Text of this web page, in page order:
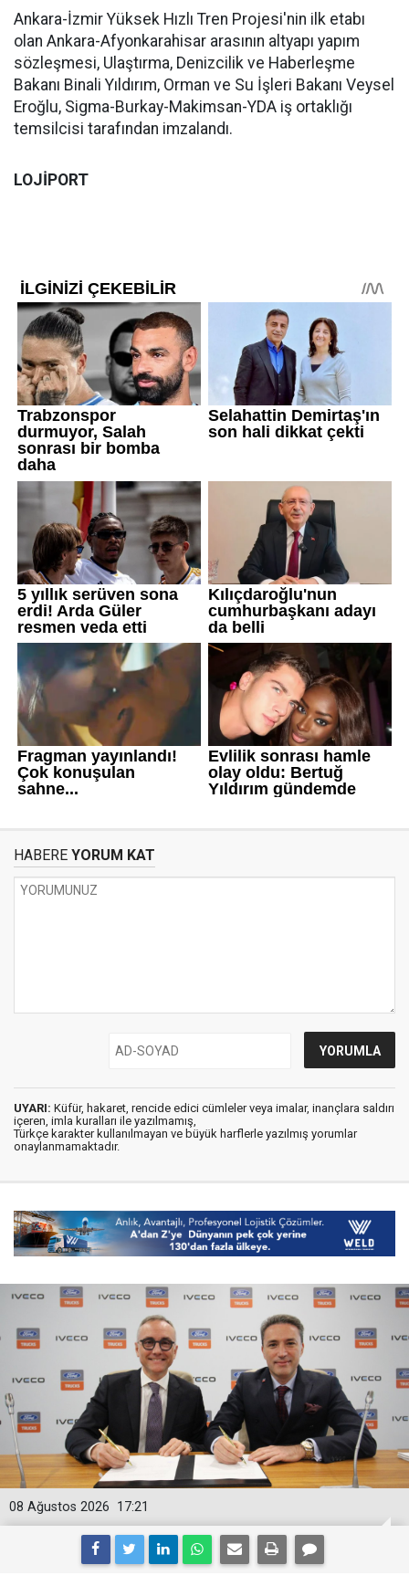
Ankara-İzmir Yüksek Hızlı Tren Projesi'nin ilk etabı
olan Ankara-Afyonkarahisar arasının altyapı yapım
sözleşmesi, Ulaştırma, Denizcilik ve Haberleşme
Bakanı Binali Yıldırım, Orman ve Su İşleri Bakanı Veysel
Eroğlu, Sigma-Burkay-Makimsan-YDA iş ortaklığı
temsilcisi tarafından imzalandı.
LOJİPORT
HABERE YORUM KAT
UYARI: Küfür, hakaret, rencide edici cümleler veya imalar, inançlara saldırı
içeren, imla kuralları ile yazılmamış,
Türkçe karakter kullanılmayan ve büyük harflerle yazılmış yorumlar
onaylanmamaktadır.
17:21
08 Ağustos 2026